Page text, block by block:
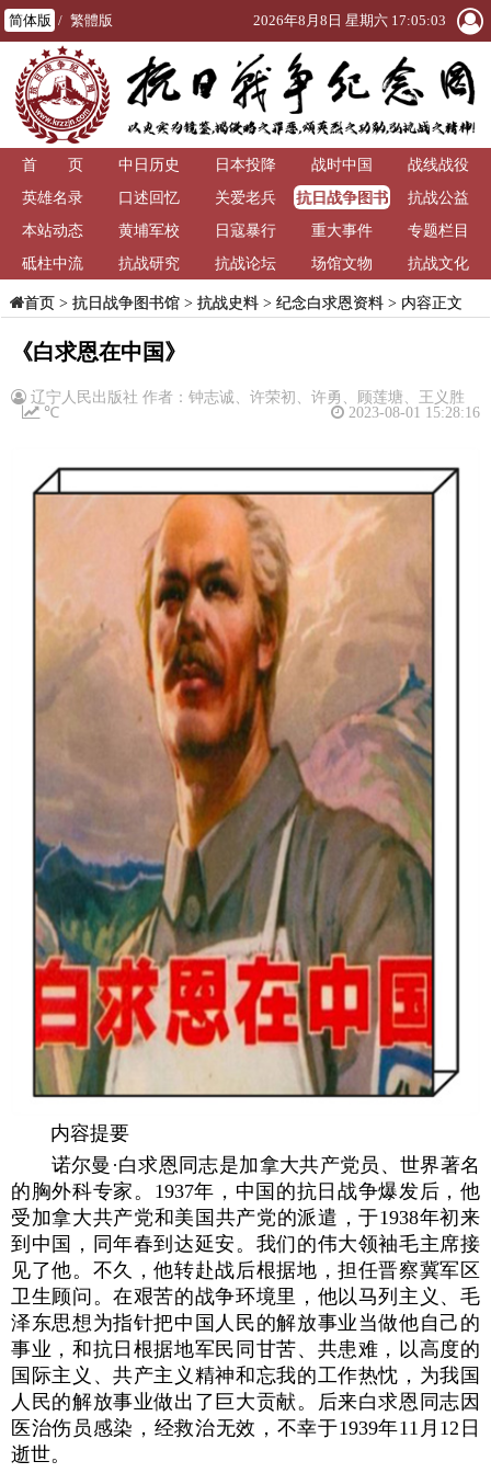
简体版 / 繁體版 2026年8月8日 星期六 17:05:03
首 页 中日历史 日本投降 战时中国
战线战役
英雄名录
口述回忆 关爱老兵
抗日战争图书
馆
抗战公益
本站动态
黄埔军校 日寇暴行 重大事件
专题栏目
砥柱中流
抗战研究 抗战论坛 场馆文物 抗战文化
首页> 抗日战争图书馆> 抗战史料> 纪念白求恩资料> 内容正文
《白求恩在中国》
辽宁人民出版社 作者：钟志诚、许荣初、许勇、顾莲塘、王义胜
2023-08-01 15:28:16
℃
内容提要
诺尔曼·白求恩同志是加拿大共产党员、世界著名
的胸外科专家。1937年，中国的抗日战争爆发后，他
受加拿大共产党和美国共产党的派遣，于1938年初来
到中国，同年春到达延安。我们的伟大领袖毛主席接
见了他。不久，他转赴战后根据地，担任晋察冀军区
卫生顾问。在艰苦的战争环境里，他以马列主义、毛
泽东思想为指针把中国人民的解放事业当做他自己的
事业，和抗日根据地军民同甘苦、共患难，以高度的
国际主义、共产主义精神和忘我的工作热忱，为我国
人民的解放事业做出了巨大贡献。后来白求恩同志因
医治伤员感染，经救治无效，不幸于1939年11月12日
逝世。